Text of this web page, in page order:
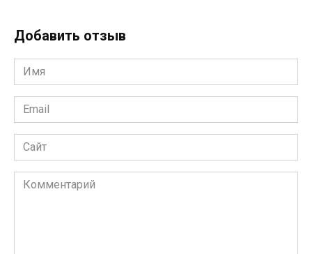
Добавить отзыв
Имя
*
Email
*
Сайт
Комментарий